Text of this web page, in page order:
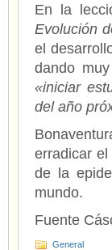
En la
Evolución
el
dando
«iniciar
del año
erradicar
de la
mundo.
Fuente
General